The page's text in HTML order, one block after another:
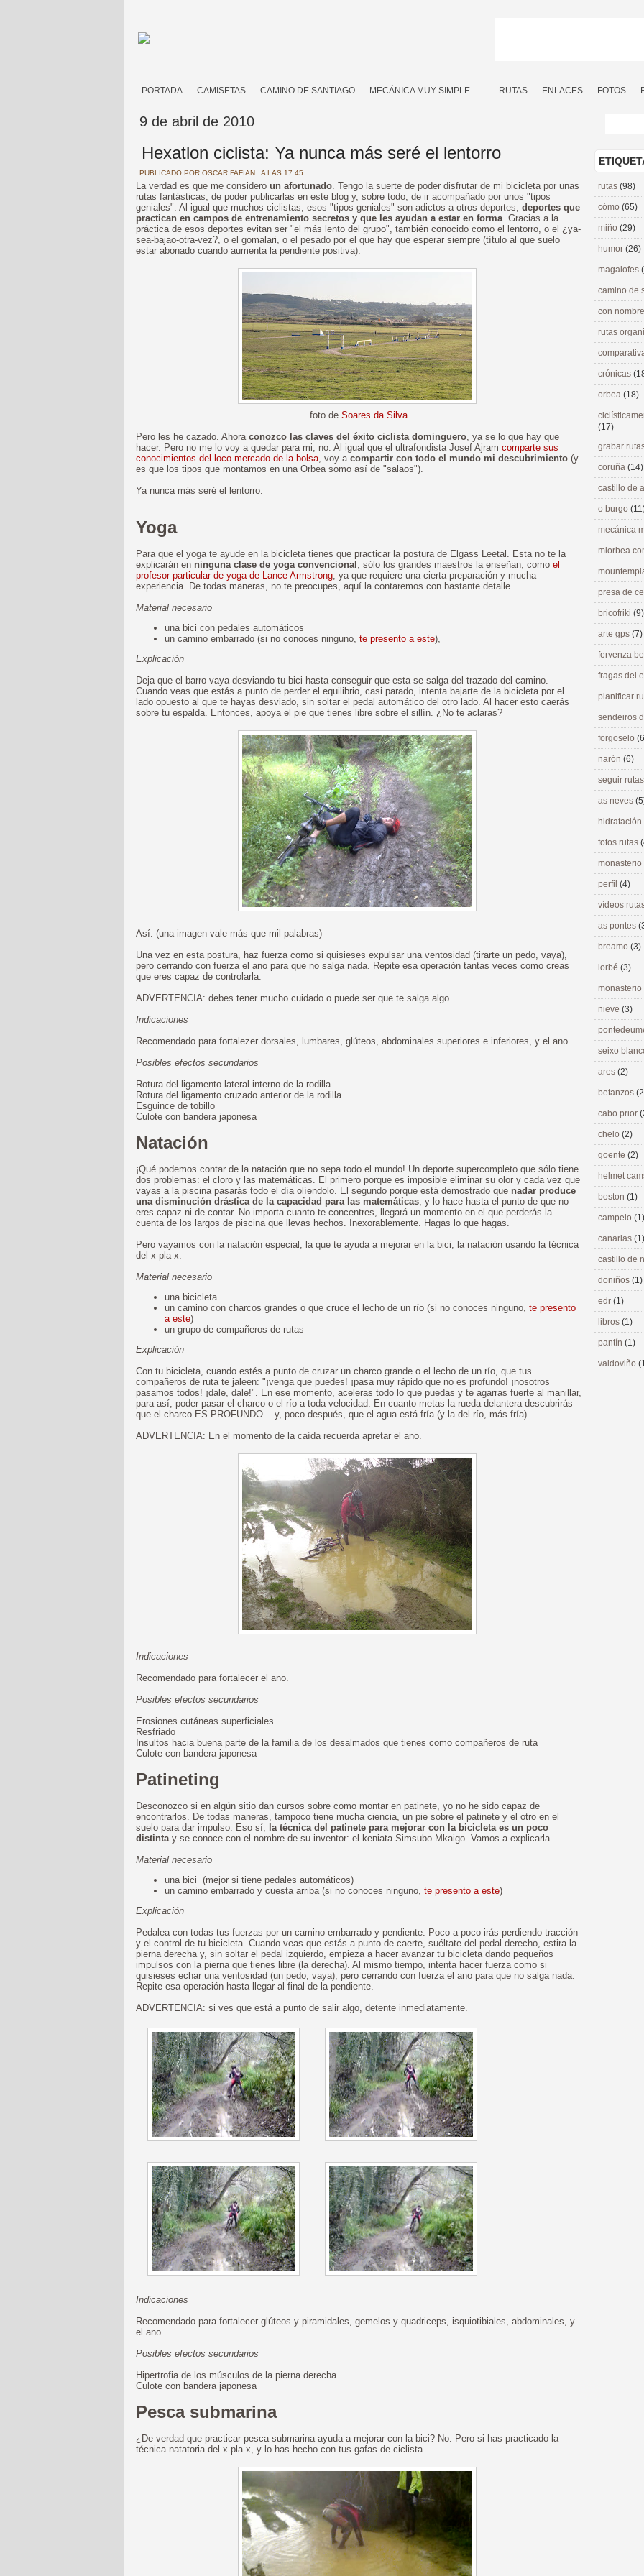
PORTADA CAMISETAS CAMINO DE SANTIAGO MECÁNICA MUY SIMPLE RUTAS ENLACES FOTOS
9 de abril de 2010
Hexatlon ciclista: Ya nunca más seré el lentorro
PUBLICADO POR OSCAR FAFIAN A LAS 17:45
La verdad es que me considero un afortunado. Tengo la suerte de poder disfrutar de mi bicicleta por unas
rutas fantásticas, de poder publicarlas en este blog y, sobre todo, de ir acompañado por unos "tipos
geniales". Al igual que muchos ciclistas, esos "tipos geniales" son adictos a otros deportes, deportes que
practican en campos de entrenamiento secretos y que les ayudan a estar en forma. Gracias a la
práctica de esos deportes evitan ser "el más lento del grupo", también conocido como el lentorro, o el ¿ya-
sea-bajao-otra-vez?, o el gomalari, o el pesado por el que hay que esperar siempre (título al que suelo
estar abonado cuando aumenta la pendiente positiva).
foto de Soares da Silva
Pero les he cazado. Ahora conozco las claves del éxito ciclista dominguero, ya se lo que hay que
hacer. Pero no me lo voy a quedar para mi, no. Al igual que el ultrafondista Josef Ajram comparte sus
conocimientos del loco mercado de la bolsa, voy a compartir con todo el mundo mi descubrimiento (y
es que los tipos que montamos en una Orbea somo así de "salaos").
Ya nunca más seré el lentorro.
Yoga
Para que el yoga te ayude en la bicicleta tienes que practicar la postura de Elgass Leetal. Esta no te la
explicarán en ninguna clase de yoga convencional , sólo los grandes maestros la enseñan, como el
profesor particular de yoga de Lance Armstrong, ya que requiere una cierta preparación y mucha
experiencia. De todas maneras, no te preocupes, aquí la contaremos con bastante detalle.
Material necesario
una bici con pedales automáticos
un camino embarrado (si no conoces ninguno, te presento a este),
Explicación
Deja que el barro vaya desviando tu bici hasta conseguir que esta se salga del trazado del camino.
Cuando veas que estás a punto de perder el equilibrio, casi parado, intenta bajarte de la bicicleta por el
lado opuesto al que te hayas desviado, sin soltar el pedal automático del otro lado. Al hacer esto caerás
sobre tu espalda. Entonces, apoya el pie que tienes libre sobre el sillín. ¿No te aclaras?
Así. (una imagen vale más que mil palabras)
Una vez en esta postura, haz fuerza como si quisieses expulsar una ventosidad (tirarte un pedo, vaya),
pero cerrando con fuerza el ano para que no salga nada. Repite esa operación tantas veces como creas
que eres capaz de controlarla.
ADVERTENCIA: debes tener mucho cuidado o puede ser que te salga algo.
Indicaciones
Recomendado para fortalezer dorsales, lumbares, glúteos, abdominales superiores e inferiores, y el ano.
Posibles efectos secundarios
Rotura del ligamento lateral interno de la rodilla
Rotura del ligamento cruzado anterior de la rodilla
Esguince de tobillo
Culote con bandera japonesa
Natación
¡Qué podemos contar de la natación que no sepa todo el mundo! Un deporte supercompleto que sólo tiene
dos problemas: el cloro y las matemáticas. El primero porque es imposible eliminar su olor y cada vez que
vayas a la piscina pasarás todo el día olíendolo. El segundo porque está demostrado que nadar produce
una disminución drástica de la capacidad para las matemáticas, y lo hace hasta el punto de que no
eres capaz ni de contar. No importa cuanto te concentres, llegará un momento en el que perderás la
cuenta de los largos de piscina que llevas hechos. Inexorablemente. Hagas lo que hagas.
Pero vayamos con la natación especial, la que te ayuda a mejorar en la bici, la natación usando la técnica
del x-pla-x.
Material necesario
una bicicleta
un camino con charcos grandes o que cruce el lecho de un río (si no conoces ninguno, te presento
a este)
un grupo de compañeros de rutas
Explicación
Con tu bicicleta, cuando estés a punto de cruzar un charco grande o el lecho de un río, que tus
compañeros de ruta te jaleen: "¡venga que puedes! ¡pasa muy rápido que no es profundo! ¡nosotros
pasamos todos! ¡dale, dale!". En ese momento, aceleras todo lo que puedas y te agarras fuerte al manillar,
para así, poder pasar el charco o el río a toda velocidad. En cuanto metas la rueda delantera descubrirás
que el charco ES PROFUNDO... y, poco después, que el agua está fría (y la del río, más fría)
ADVERTENCIA: En el momento de la caída recuerda apretar el ano.
Indicaciones
Recomendado para fortalecer el ano.
Posibles efectos secundarios
Erosiones cutáneas superficiales
Resfriado
Insultos hacia buena parte de la familia de los desalmados que tienes como compañeros de ruta
Culote con bandera japonesa
Patineting
Desconozco si en algún sitio dan cursos sobre como montar en patinete, yo no he sido capaz de
encontrarlos. De todas maneras, tampoco tiene mucha ciencia, un pie sobre el patinete y el otro en el
suelo para dar impulso. Eso sí, la técnica del patinete para mejorar con la bicicleta es un poco
distintay se conoce con el nombre de su inventor: el keniata Simsubo Mkaigo. Vamos a explicarla.
Material necesario
una bici (mejor si tiene pedales automáticos)
un camino embarrado y cuesta arriba (si no conoces ninguno, te presento a este)
Explicación
Pedalea con todas tus fuerzas por un camino embarrado y pendiente. Poco a poco irás perdiendo tracción
y el control de tu bicicleta. Cuando veas que estás a punto de caerte, suéltate del pedal derecho, estira la
pierna derecha y, sin soltar el pedal izquierdo, empieza a hacer avanzar tu bicicleta dando pequeños
impulsos con la pierna que tienes libre (la derecha). Al mismo tiempo, intenta hacer fuerza como si
quisieses echar una ventosidad (un pedo, vaya), pero cerrando con fuerza el ano para que no salga nada.
Repite esa operación hasta llegar al final de la pendiente.
ADVERTENCIA: si ves que está a punto de salir algo, detente inmediatamente.
Indicaciones
Recomendado para fortalecer glúteos y piramidales, gemelos y quadriceps, isquiotibiales, abdominales, y
el ano.
Posibles efectos secundarios
Hipertrofia de los músculos de la pierna derecha
Culote con bandera japonesa
Pesca submarina
¿De verdad que practicar pesca submarina ayuda a mejorar con la bici? No. Pero si has practicado la
técnica natatoria del x-pla-x, y lo has hecho con tus gafas de ciclista...
rutas (98)
cómo (65)
miño (29)
humor (26)
magalofes
camino de
con
rutas
crónicas
orbea (18)
(17)
grabar
coruña (14)
castillo de
o burgo
mecánica
presa de
bricofriki (9)
arte gps (7)
fervenza
fragas del
planificar
sendeiros
forgoselo
narón (6)
seguir
as neves
hidratación
fotos rutas
perfil (4)
vídeos
as pontes
breamo (3)
lorbé (3)
nieve (3)
seixo
ares (2)
betanzos
cabo prior
chelo (2)
goente (2)
helmet
boston (1)
campelo (1)
canarias (1)
castillo de
doniños (1)
edr (1)
libros (1)
pantín (1)
valdoviño